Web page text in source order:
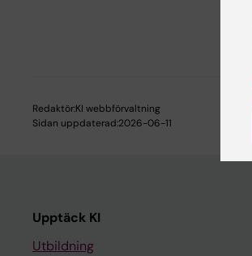
Redaktör:KI webbförvaltning
Sidan uppdaterad:2026-06-11
Upptäck KI
Utbildning